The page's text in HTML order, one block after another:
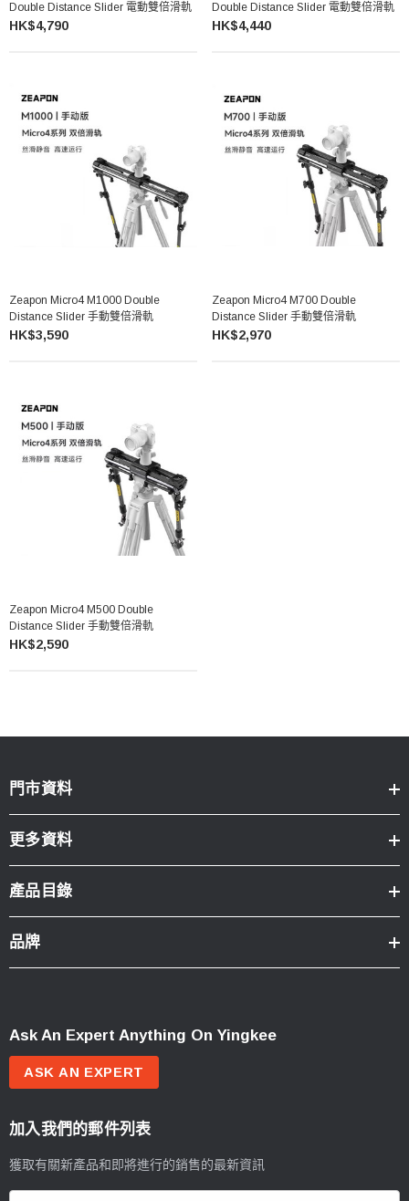
Double Distance Slider 電動雙倍滑軌
HK$4,790
Double Distance Slider 電動雙倍滑軌
HK$4,440
Zeapon Micro4 M1000 Double
Distance Slider 手動雙倍滑軌
HK$3,590
Zeapon Micro4 M700 Double
Distance Slider 手動雙倍滑軌
HK$2,970
Zeapon Micro4 M500 Double
Distance Slider 手動雙倍滑軌
HK$2,590
門市資料
更多資料
產品目錄
品牌
Ask An Expert Anything On Yingkee
ASK AN EXPERT
加入我們的郵件列表
獲取有關新產品和即將進行的銷售的最新資訊